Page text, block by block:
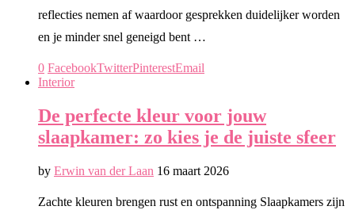
reflecties nemen af waardoor gesprekken duidelijker worden
en je minder snel geneigd bent …
0 FacebookTwitterPinterestEmail
Interior
De perfecte kleur voor jouw
slaapkamer: zo kies je de juiste sfeer
by Erwin van der Laan 16 maart 2026
Zachte kleuren brengen rust en ontspanning Slaapkamers zijn